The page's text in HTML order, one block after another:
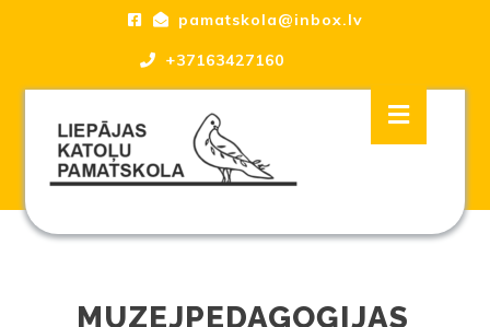
pamatskola@inbox.lv
+37163427160
Open
MUZEJPEDAGOĢIJAS